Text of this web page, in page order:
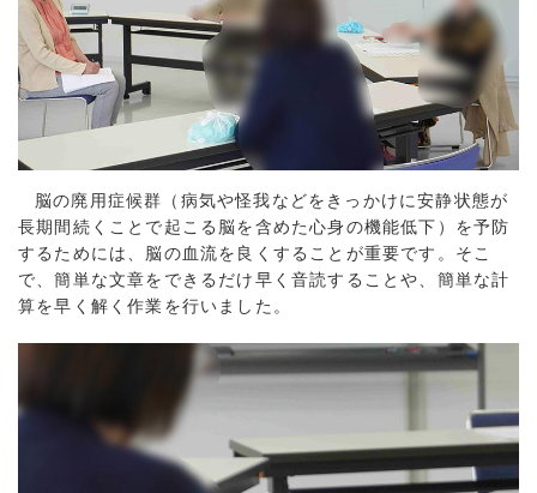
脳の廃用症候群（病気や怪我などをきっかけに安静状態が
長期間続くことで起こる脳を含めた心身の機能低下）を予防
するためには、脳の血流を良くすることが重要です。そこ
で、簡単な文章をできるだけ早く音読することや、簡単な計
算を早く解く作業を行いました。